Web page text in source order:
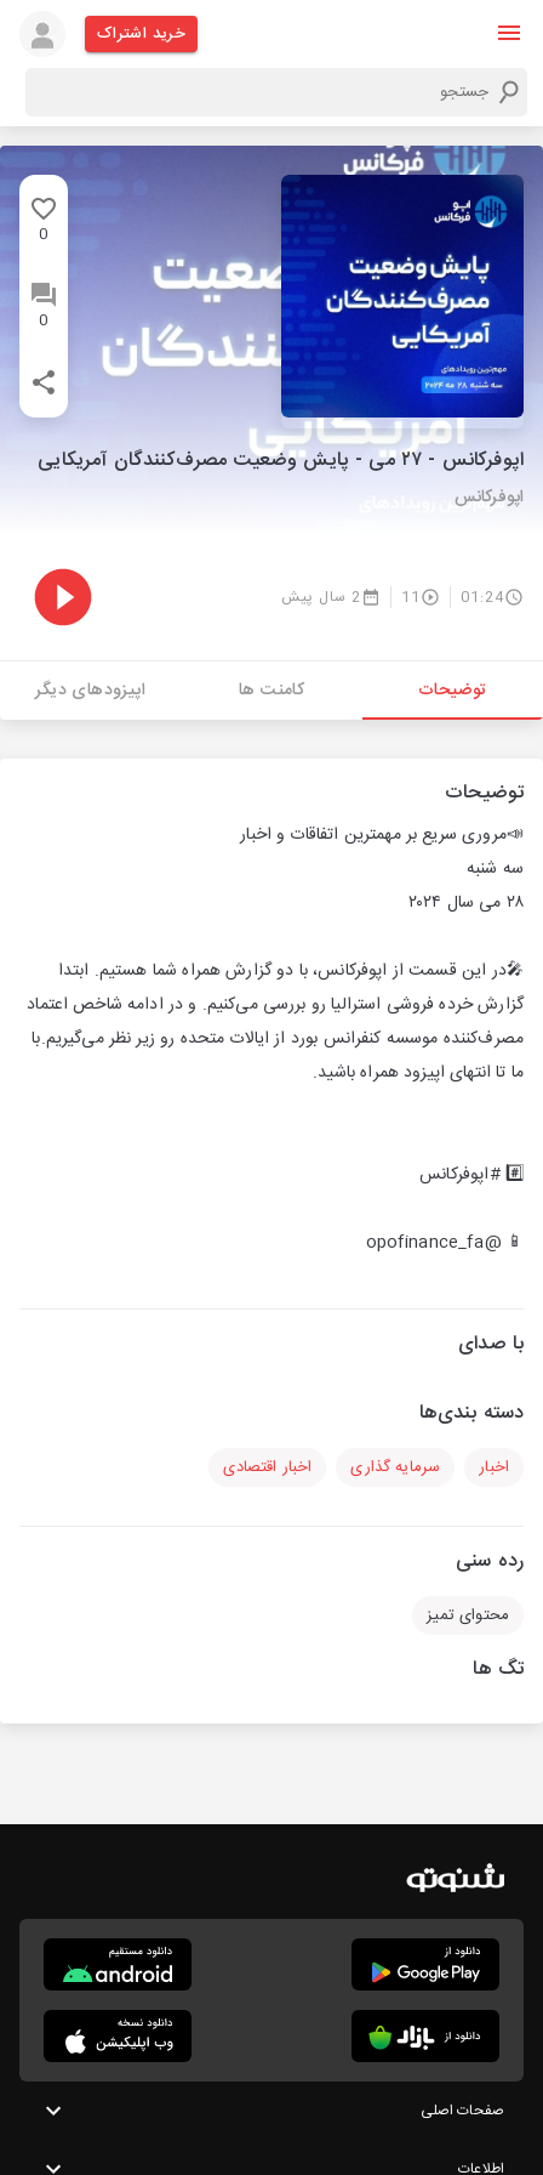
خرید اشتراک
0
0
اپوفرکانس - ۲۷ می - پایش وضعیت مصرف‌کنندگان آمریکایی
اپوفرکانس
01:24
11 2 سال پیش
توضیحات کامنت ها اپیزودهای دیگر
توضیحات
📣مروری سریع بر مهمترین اتفاقات و اخبار
سه شنبه
۲۸ می سال ۲۰۲۴
🎤در این قسمت از اپوفرکانس، با دو گزارش همراه شما هستیم. ابتدا
گزارش خرده فروشی استرالیا رو بررسی می‌کنیم. و در ادامه شاخص اعتماد
مصرف‌کننده موسسه کنفرانس بورد از ایالات متحده رو زیر نظر می‌گیریم.با
ما تا انتهای اپیزود همراه باشید.
#️⃣ #اپوفرکانس
📱 @opofinance_fa
با صدای
دسته بندی‌ها
اخبار سرمایه گذاری اخبار اقتصادی
رده سنی
محتوای تمیز
تگ ها
صفحات اصلی
اطلاعات